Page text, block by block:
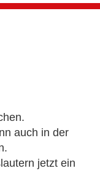
auch in der
jetzt ein